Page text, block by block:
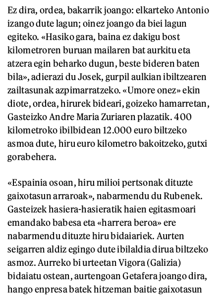
Ez dira, ordea, bakarrik joango: elkarteko Antonio
izango dute lagun; oinez joango da biei lagun
egiteko. «Hasiko gara, baina ez dakigu bost
kilometroren buruan mailaren bat aurkitu eta
atzera egin beharko dugun, beste bideren baten
bila», adierazi du Josek, gurpil aulkian ibiltzearen
zailtasunak azpimarratzeko. «Umore onez» ekin
diote, ordea, hirurek bideari, goizeko hamarretan,
Gasteizko Andre Maria Zuriaren plazatik. 400
kilometroko ibilbidean 12.000 euro biltzeko
asmoa dute, hiru euro kilometro bakoitzeko, gutxi
gorabehera.
«Espainia osoan, hiru milioi pertsonak dituzte
gaixotasun arraroak», nabarmendu du Rubenek.
Gasteizek hasiera-hasieratik haien egitasmoari
emandako babesa eta «harrera beroa» ere
nabarmendu dituzte hiru bidaiariek. Aurten
seigarren aldiz egingo dute ibilaldia dirua biltzeko
asmoz. Aurreko bi urteetan Vigora (Galizia)
bidaiatu ostean, aurtengoan Getafera joango dira,
hango enpresa batek hitzeman baitie gaixotasun